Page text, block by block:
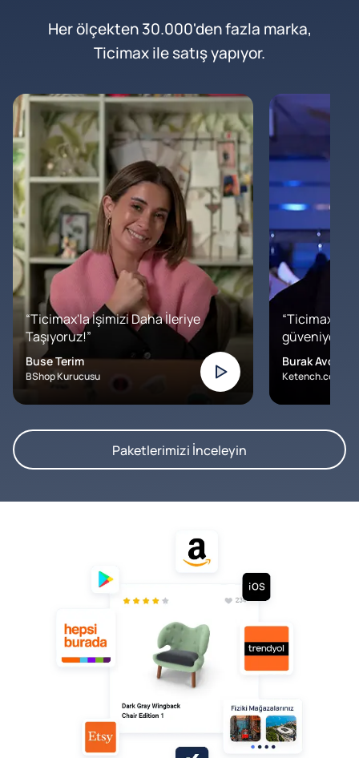
Her ölçekten 30.000'den fazla marka,
Ticimax ile satış yapıyor.
“Ticimax'la İşimizi Daha İleriye
Taşıyoruz!”
Buse Terim
BShop Kurucusu
“Ticimax'a
Burak Avcılar
Ketench.com –
Paketlerimizi İnceleyin